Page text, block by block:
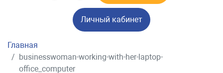
Личный кабинет
Главная
businesswoman-working-with-her-laptop-
office_computer